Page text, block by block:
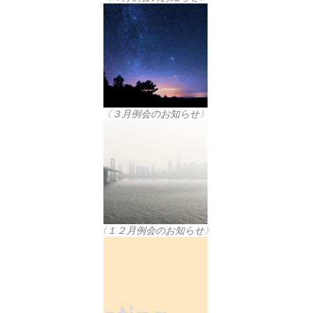
〈３月例会のお知らせ〉
〈１２月例会のお知らせ〉